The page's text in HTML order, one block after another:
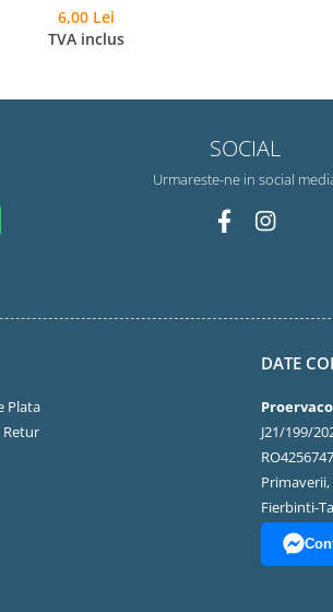
6,00 Lei
TVA inclus
SOCIAL
Urmareste-ne in social
Plata
Retur
DATE
J21/199/
Primaverii,
Fierbinti-